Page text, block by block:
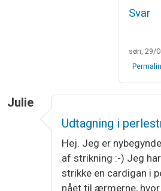
Svar
søn, 29/
Julie
Udtagning i
Hej. Jeg er
af strikning :-) Jeg
strikke en cardigan i
nået til ærmerne,